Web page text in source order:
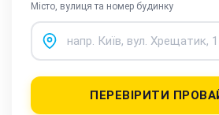
Місто, вулиця та номер будинку
ПЕРЕВІРИТИ